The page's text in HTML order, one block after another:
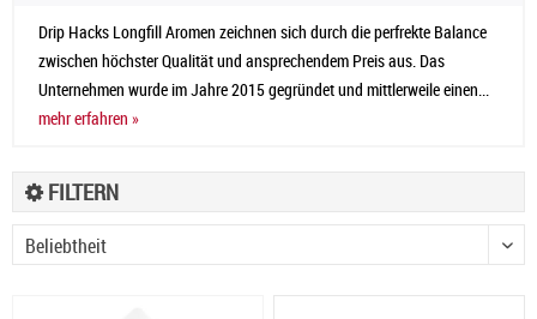
Drip Hacks Longfill Aromen zeichnen sich durch die perfrekte Balance
zwischen höchster Qualität und ansprechendem Preis aus. Das
Unternehmen wurde im Jahre 2015 gegründet und mittlerweile einen...
mehr erfahren »
FILTERN